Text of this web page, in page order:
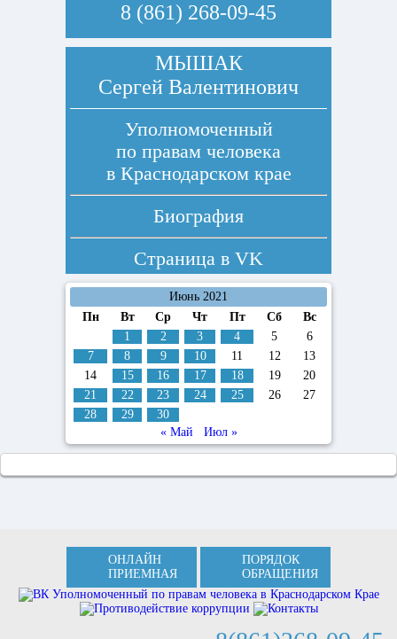
8 (861) 268-09-45
МЫШАК
Сергей Валентинович
Уполномоченный
по правам человека
в Краснодарском крае
Биография
Страница в VK
Июнь 2021
Пн
Вт Ср Чт Пт Сб
Вс
1
2 3 4 5
6
7
8 9 10 11 12
13
14
15 16 17 18 19
20
21
22 23 24 25 26
27
28
29
30
« Май
Июл »
ОНЛАЙН
ПРИЕМНАЯ
ПОРЯДОК
ОБРАЩЕНИЯ